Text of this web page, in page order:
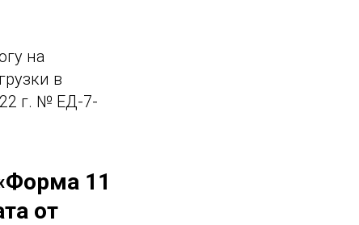
на
в
г. № ЕД-7-
11
от